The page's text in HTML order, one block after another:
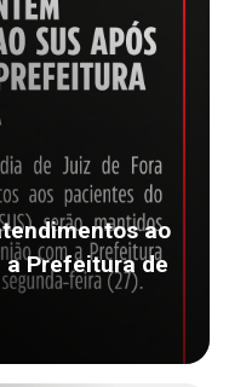
ao
a Prefeitura de